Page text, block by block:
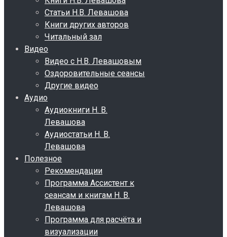
Статьи Н.В. Левашова
Книги других авторов
Читальный зал
Видео
Видео с Н.В. Левашовым
Оздоровительные сеансы
Другие видео
Аудио
Аудиокниги Н. В.
Левашова
Аудиостатьи Н. В.
Левашова
Полезное
Рекомендации
Программа Ассистент к
сеансам и книгам Н. В.
Левашова
Программа для расчёта и
визуализации